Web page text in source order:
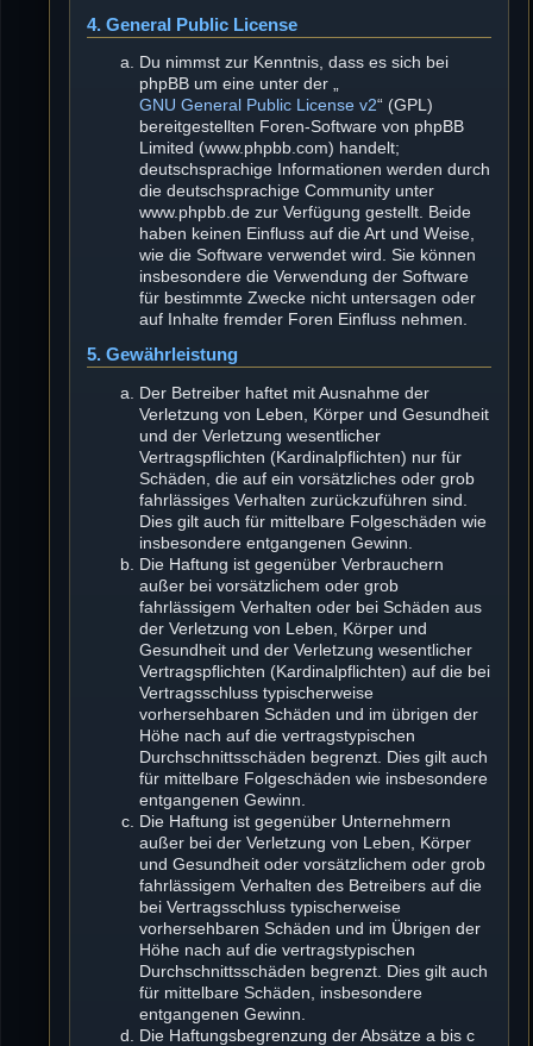
4. General Public License
Du nimmst zur Kenntnis, dass es sich bei
phpBB um eine unter der „
GNU General Public License v2“ (GPL)
bereitgestellten Foren-Software von phpBB
Limited (www.phpbb.com) handelt;
deutschsprachige Informationen werden durch
die deutschsprachige Community unter
www.phpbb.de zur Verfügung gestellt. Beide
haben keinen Einfluss auf die Art und Weise,
wie die Software verwendet wird. Sie können
insbesondere die Verwendung der Software
für bestimmte Zwecke nicht untersagen oder
auf Inhalte fremder Foren Einfluss nehmen.
5. Gewährleistung
Der Betreiber haftet mit Ausnahme der
Verletzung von Leben, Körper und Gesundheit
und der Verletzung wesentlicher
Vertragspflichten (Kardinalpflichten) nur für
Schäden, die auf ein vorsätzliches oder grob
fahrlässiges Verhalten zurückzuführen sind.
Dies gilt auch für mittelbare Folgeschäden wie
insbesondere entgangenen Gewinn.
Die Haftung ist gegenüber Verbrauchern
außer bei vorsätzlichem oder grob
fahrlässigem Verhalten oder bei Schäden aus
der Verletzung von Leben, Körper und
Gesundheit und der Verletzung wesentlicher
Vertragspflichten (Kardinalpflichten) auf die bei
Vertragsschluss typischerweise
vorhersehbaren Schäden und im übrigen der
Höhe nach auf die vertragstypischen
Durchschnittsschäden begrenzt. Dies gilt auch
für mittelbare Folgeschäden wie insbesondere
entgangenen Gewinn.
Die Haftung ist gegenüber Unternehmern
außer bei der Verletzung von Leben, Körper
und Gesundheit oder vorsätzlichem oder grob
fahrlässigem Verhalten des Betreibers auf die
bei Vertragsschluss typischerweise
vorhersehbaren Schäden und im Übrigen der
Höhe nach auf die vertragstypischen
Durchschnittsschäden begrenzt. Dies gilt auch
für mittelbare Schäden, insbesondere
entgangenen Gewinn.
Die Haftungsbegrenzung der Absätze a bis c